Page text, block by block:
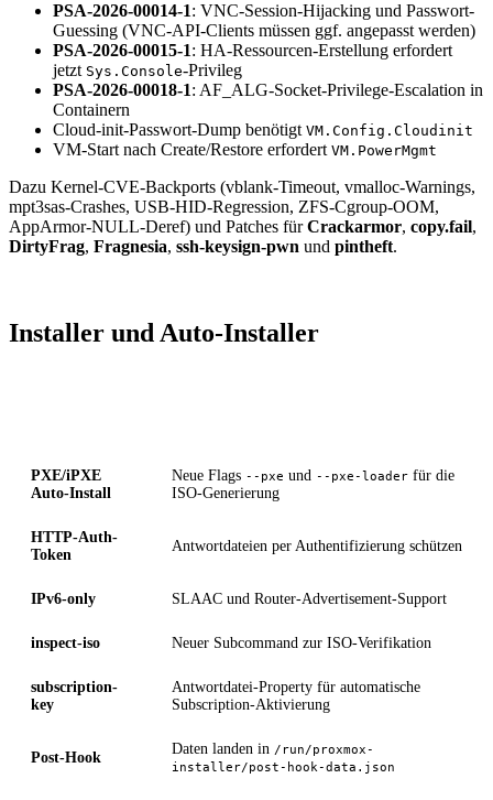
PSA-2026-00014-1: VNC-Session-Hijacking und Passwort-
Guessing (VNC-API-Clients müssen ggf. angepasst werden)
PSA-2026-00015-1: HA-Ressourcen-Erstellung erfordert
jetzt Sys.Console-Privileg
PSA-2026-00018-1: AF_ALG-Socket-Privilege-Escalation in
Containern
Cloud-init-Passwort-Dump benötigt VM.Config.Cloudinit
VM-Start nach Create/Restore erfordert VM.PowerMgmt
Dazu Kernel-CVE-Backports (vblank-Timeout, vmalloc-Warnings,
mpt3sas-Crashes, USB-HID-Regression, ZFS-Cgroup-OOM,
AppArmor-NULL-Deref) und Patches fürCrackarmor, copy.fail,
DirtyFrag, Fragnesia, ssh-keysign-pwn und pintheft.
Installer und Auto-Installer
PXE/iPXE
Auto-Install
Neue Flags --pxe und --pxe-loader für die
ISO-Generierung
HTTP-Auth-
Token
Antwortdateien per Authentifizierung schützen
IPv6-only SLAAC und Router-Advertisement-Support
inspect-iso Neuer Subcommand zur ISO-Verifikation
subscription-
key
Antwortdatei-Property für automatische
Subscription-Aktivierung
Post-Hook
Daten landen in /run/proxmox-
installer/post-hook-data.json